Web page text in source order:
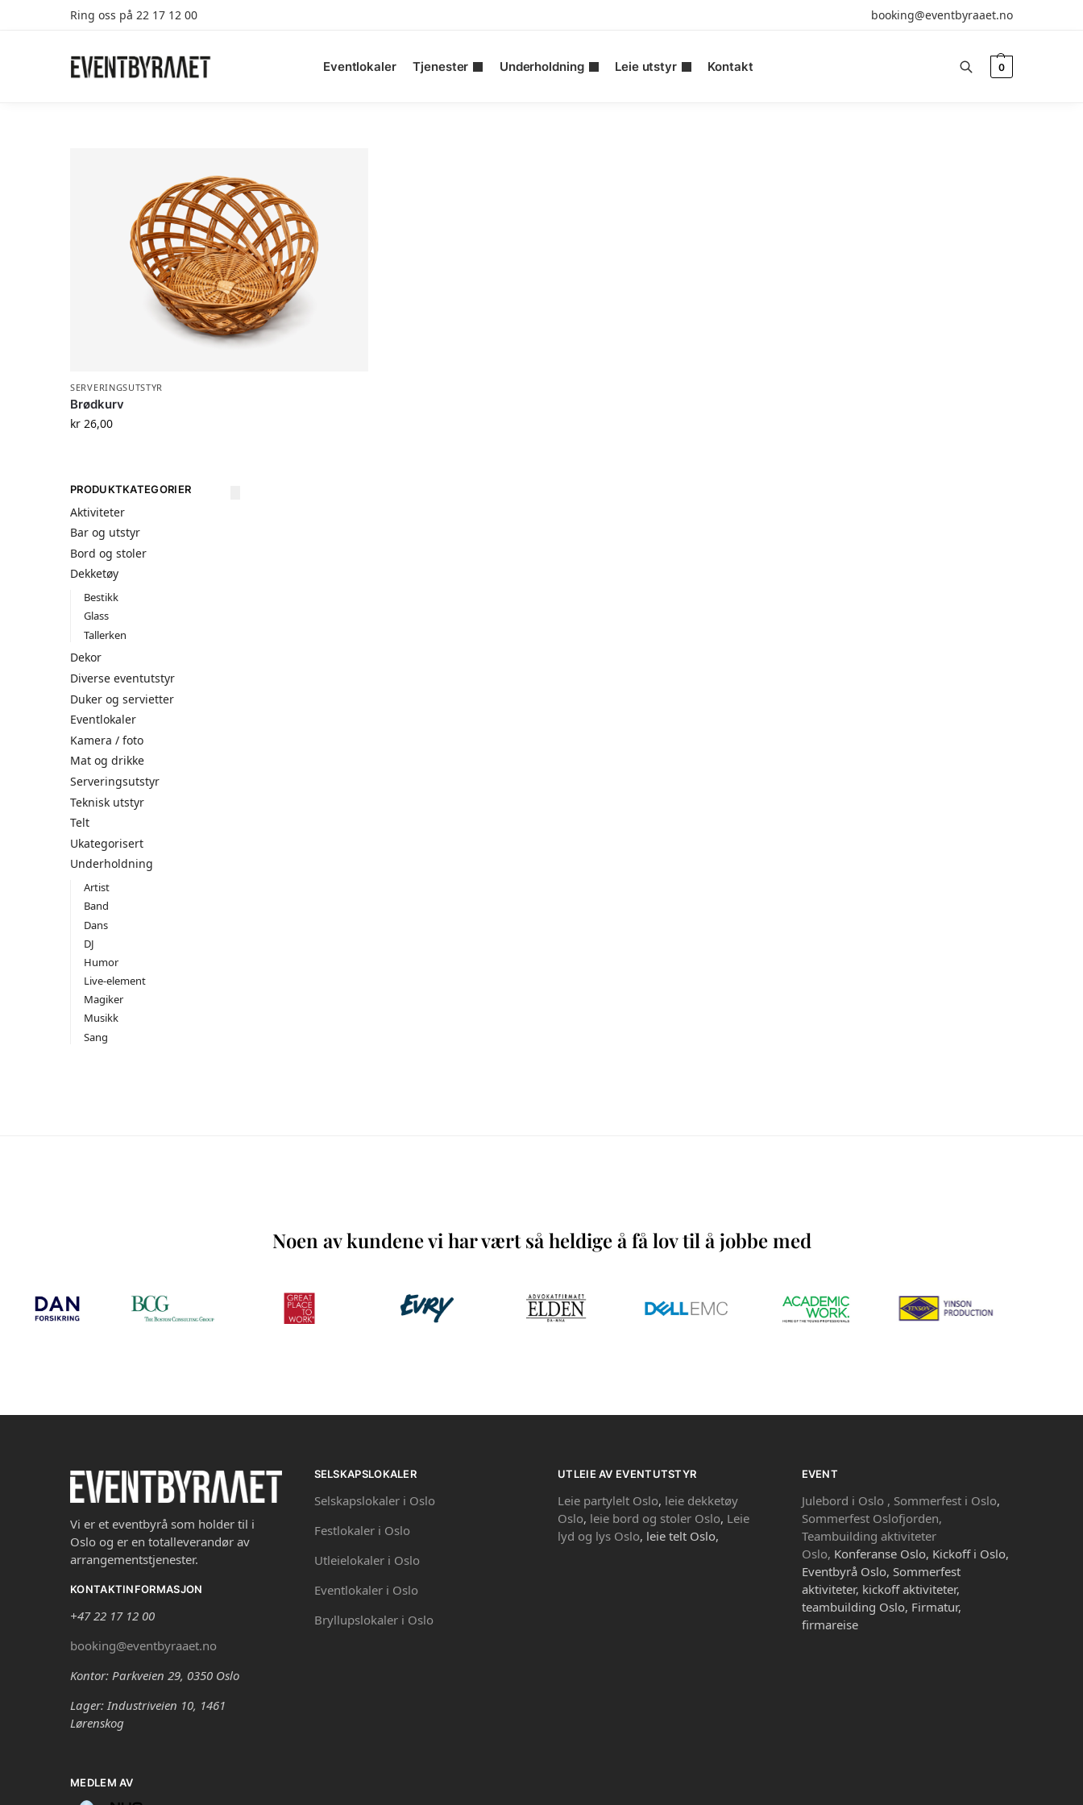
Ring oss på 22 17 12 00 booking@eventbyraaet.no
Eventlokaler Tjenester Underholdning Leie utstyr Kontakt
Search
0
SERVERINGSUTSTYR
Brødkurv
kr 26,00
PRODUKTKATEGORIER
Aktiviteter
Bar og utstyr
Bord og stoler
Dekketøy
Bestikk
Glass
Tallerken
Dekor
Diverse eventutstyr
Duker og servietter
Eventlokaler
Kamera / foto
Mat og drikke
Serveringsutstyr
Teknisk utstyr
Telt
Ukategorisert
Underholdning
Artist
Band
Dans
DJ
Humor
Live-element
Magiker
Musikk
Sang
Noen av kundene vi har vært så heldige å få lov til å jobbe med
Vi er et eventbyrå som holder til i
Oslo og er en totalleverandør av
arrangementstjenester.
KONTAKTINFORMASJON
+47 22 17 12 00
booking@eventbyraaet.no
Kontor: Parkveien 29, 0350 Oslo
Lager: Industriveien 10, 1461
Lørenskog
MEDLEM AV
SELSKAPSLOKALER
Selskapslokaler i Oslo
Festlokaler i Oslo
Utleielokaler i Oslo
Eventlokaler i Oslo
Bryllupslokaler i Oslo
UTLEIE AV EVENTUTSTYR
Leie partylelt Oslo, leie dekketøy
Oslo, leie bord og stoler Oslo, Leie
lyd og lys Oslo, leie telt Oslo,
EVENT
Julebord i Oslo , Sommerfest i Oslo,
Sommerfest Oslofjorden,
Teambuilding aktiviteter
Oslo, Konferanse Oslo, Kickoff i Oslo,
Eventbyrå Oslo, Sommerfest
aktiviteter, kickoff aktiviteter,
teambuilding Oslo, Firmatur,
firmareise